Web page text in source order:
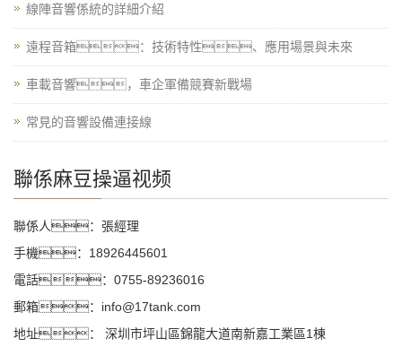
線陣音響係統的詳細介紹
遠程音箱：技術特性、應用場景與未來
車載音響，車企軍備競賽新戰場
常見的音響設備連接線
聯係麻豆操逼视频
聯係人：張經理
手機：18926445601
電話：0755-89236016
郵箱：info@17tank.com
地址： 深圳市坪山區錦龍大道南新嘉工業區1棟